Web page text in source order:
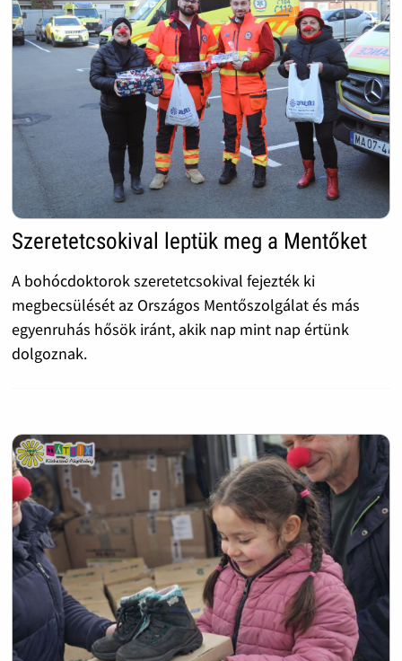
Szeretetcsokival leptük meg a Mentőket
A bohócdoktorok szeretetcsokival fejezték ki
megbecsülését az Országos Mentőszolgálat és más
egyenruhás hősök iránt, akik nap mint nap értünk
dolgoznak.